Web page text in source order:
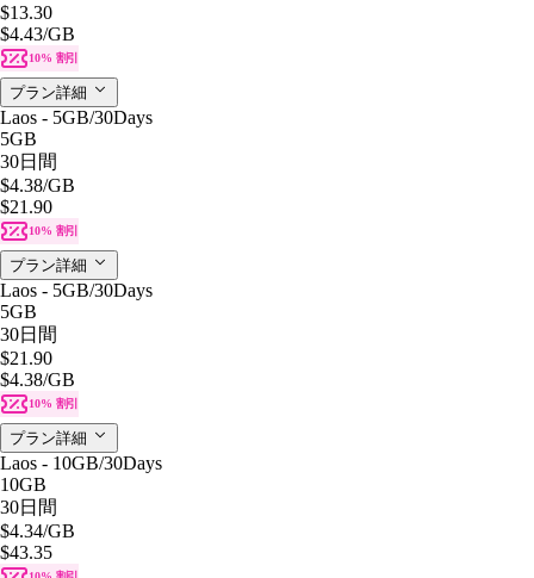
$13.30
$4.43/GB
10% 割引
プラン詳細
Laos - 5GB/30Days
5GB
30日間
$4.38/GB
$21.90
10% 割引
プラン詳細
Laos - 5GB/30Days
5GB
30日間
$21.90
$4.38/GB
10% 割引
プラン詳細
Laos - 10GB/30Days
10GB
30日間
$4.34/GB
$43.35